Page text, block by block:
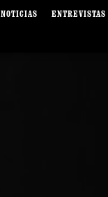
NOTICIAS ENTREVISTAS